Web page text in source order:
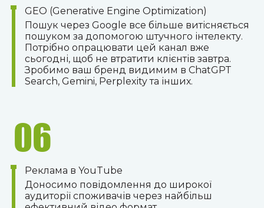
GEO (Generative Engine Optimization)
Пошук через Google все більше витісняється
пошуком за допомогою штучного інтелекту.
Потрібно опрацювати цей канал вже
сьогодні, щоб не втратити клієнтів завтра.
Зробимо ваш бренд видимим в ChatGPT
Search, Gemini, Perplexity та інших.
Реклама в YouTube
Доносимо повідомлення до широкої
аудиторії споживачів через найбільш
06